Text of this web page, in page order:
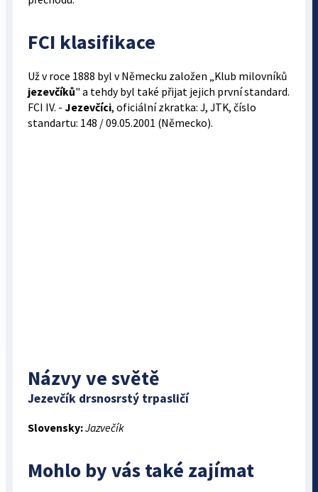
FCI klasifikace
Už v roce 1888 byl v Německu založen „Klub milovníků
jezevčíků" a tehdy byl také přijat jejich první standard.
FCI IV. - Jezevčíci, oficiální zkratka: J, JTK, číslo
standartu: 148 / 09.05.2001 (Německo).
Názvy ve světě
Jezevčík drsnosrstý trpasličí
Slovensky:Jazvečík
Mohlo by vás také zajímat